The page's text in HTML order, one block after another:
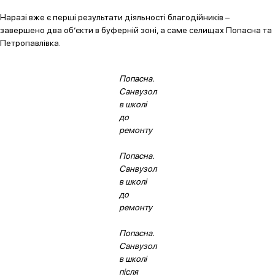
Наразі вже є перші результати діяльності благодійників –
завершено два об’єкти в буферній зоні, а саме селищах Попасна та
Петропавлівка.
Попасна.
Санвузол
в школі
до
ремонту
Попасна.
Санвузол
в школі
до
ремонту
Попасна.
Санвузол
в школі
після